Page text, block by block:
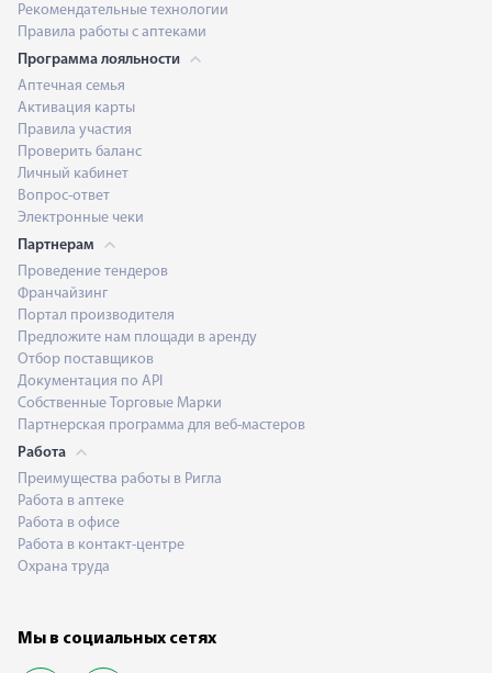
Рекомендательные технологии
Правила работы с аптеками
Программа лояльности
Аптечная семья
Активация карты
Правила участия
Проверить баланс
Личный кабинет
Вопрос-ответ
Электронные чеки
Партнерам
Проведение тендеров
Франчайзинг
Портал производителя
Предложите нам площади в аренду
Отбор поставщиков
Документация по API
Собственные Торговые Марки
Партнерская программа для веб-мастеров
Работа
Преимущества работы в Ригла
Работа в аптеке
Работа в офисе
Работа в контакт-центре
Охрана труда
Мы в социальных сетях